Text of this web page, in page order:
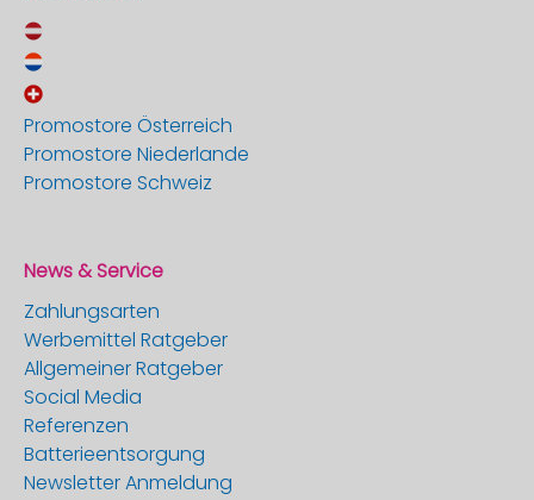
Promostore Österreich
Promostore Niederlande
Promostore Schweiz
News & Service
Zahlungsarten
Werbemittel Ratgeber
Allgemeiner Ratgeber
Social Media
Referenzen
Batterieentsorgung
Newsletter Anmeldung